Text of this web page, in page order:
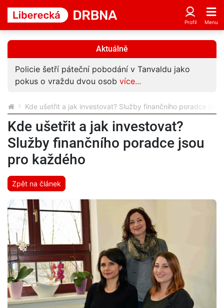
Aktuálně
Policie šetří páteční pobodání v Tanvaldu jako
pokus o vraždu dvou osob více...
Kde ušetřit a jak investovat? Služby finančního poradce
Kde ušetřit a jak investovat?
Služby finančního poradce jsou
pro každého
Zpět na článek